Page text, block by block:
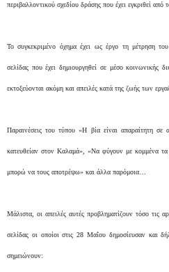
περιβαλλοντικού σχεδίου δράσης που έχει εγκριθεί από
Το συγκεκριμένο όχημα έχει ως έργο τη μέτρηση
σελίδας που έχει δημιουργηθεί σε μέσο κοινωνικής
εκτοξεύονται ακόμη και απειλές κατά της ζωής των
Παραινέσεις του τύπου «Η βία είναι απαραίτητη σε
κατευθείαν στον Καλαμά», «Να φύγουν με κομμένα
μπορώ να τους αποτρέψω» και άλλα παρόμοια…
Μάλιστα, οι απειλές αυτές προβληματίζουν τόσο τις
σελίδας οι οποίοι στις 28 Μαΐου δημοσίευσαν και
σημειώνουν: